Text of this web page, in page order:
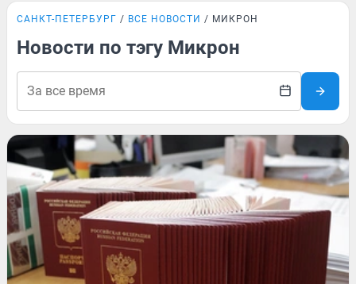
САНКТ-ПЕТЕРБУРГ ВСЕ НОВОСТИ МИКРОН
Новости по тэгу Микрон